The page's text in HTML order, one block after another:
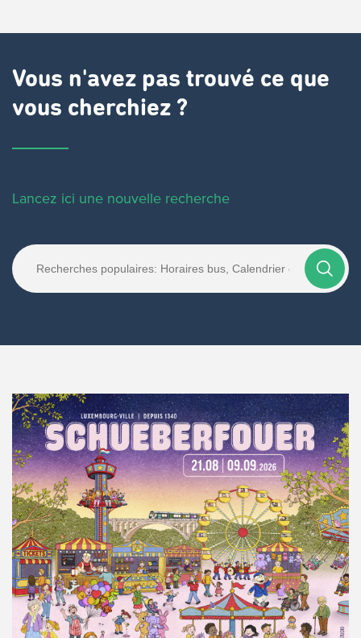
Vous n'avez pas trouvé ce que
vous cherchiez ?
Lancez ici une nouvelle recherche